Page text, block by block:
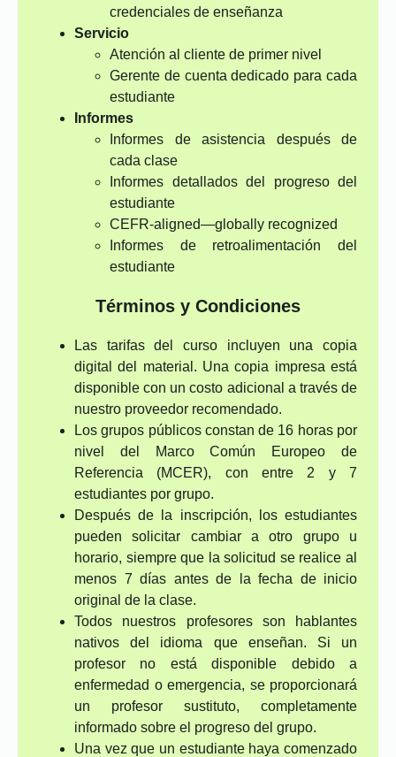
credenciales de enseñanza
Servicio
Atención al cliente de primer nivel
Gerente de cuenta dedicado para cada
estudiante
Informes
Informes de asistencia después de
cada clase
Informes detallados del progreso del
estudiante
CEFR-aligned—globally recognized
Informes de retroalimentación del
estudiante
Términos y Condiciones
Las tarifas del curso incluyen una copia
digital del material. Una copia impresa está
disponible con un costo adicional a través de
nuestro proveedor recomendado.
Los grupos públicos constan de 16 horas por
nivel del Marco Común Europeo de
Referencia (MCER), con entre 2 y 7
estudiantes por grupo.
Después de la inscripción, los estudiantes
pueden solicitar cambiar a otro grupo u
horario, siempre que la solicitud se realice al
menos 7 días antes de la fecha de inicio
original de la clase.
Todos nuestros profesores son hablantes
nativos del idioma que enseñan. Si un
profesor no está disponible debido a
enfermedad o emergencia, se proporcionará
un profesor sustituto, completamente
informado sobre el progreso del grupo.
Una vez que un estudiante haya comenzado